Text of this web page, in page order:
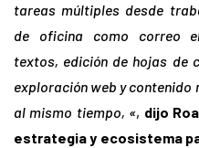
tareas múltiples desde
de oficina como correo
textos, edición de hojas de
exploración web y
al mismo tiempo, «, dijo
estrategia y ecosistema